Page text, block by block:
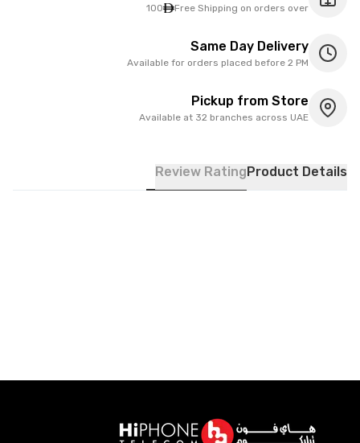
Free Shipping on orders over
100
Same Day Delivery
Available for orders placed before 2 PM
Pickup from Store
Available at 32 branches across UAE
Product Details
Review Rating